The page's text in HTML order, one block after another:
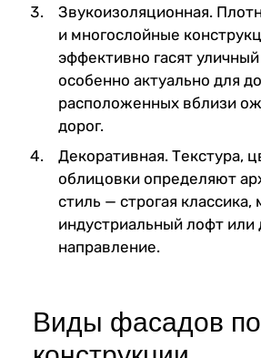
Звукоизоляционная.
и многослойные
эффективно гасят
особенно актуально для
расположенных вблизи
дорог.
Декоративная. Текстура,
облицовки определяют
стиль — строгая
индустриальный лофт или
направление.
Виды фасадов по